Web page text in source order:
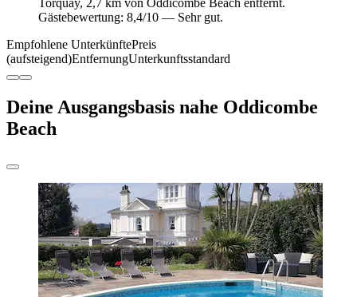
Torquay, 2,7 km von Oddicombe Beach entfernt.
Gästebewertung: 8,4/10 — Sehr gut.
Empfohlene UnterkünftePreis
(aufsteigend)EntfernungUnterkunftsstandard
Deine Ausgangsbasis nahe Oddicombe
Beach